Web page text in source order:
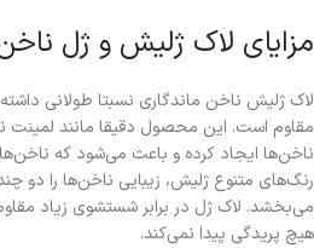
مزایای لاک ژلیش و ژل
لاک ژلیش ناخن ماندگاری نسبتا طولانی
مقاوم است. این محصول دقیقا مانند لمینت
ناخن‌ها ایجاد کرده و باعث می‌شود که
رنگ‌های متنوع ژلیش، زیبایی ناخن‌ها را دو
می‌بخشد. لاک ژل در برابر شستشوی زیاد
هیچ پریدگی پیدا نمی‌کند.